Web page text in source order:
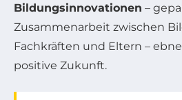
Bildungsinnovationen –
Zusammenarbeit zwischen
Fachkräften und Eltern –
positive Zukunft.